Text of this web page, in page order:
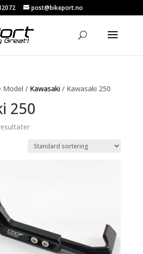
post@bikeport.no
Model / Kawasaki/ Kawasaki 250
250